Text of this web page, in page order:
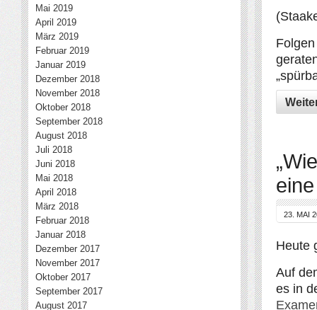
23. MAI
Heute
Auf
es in
Mai 2019
April 2019
März 2019
Februar 2019
Januar 2019
Dezember 2018
November 2018
Oktober 2018
September 2018
August 2018
Juli 2018
Juni 2018
Mai 2018
April 2018
März 2018
Februar 2018
Januar 2018
Dezember 2017
November 2017
Oktober 2017
September 2017
August 2017